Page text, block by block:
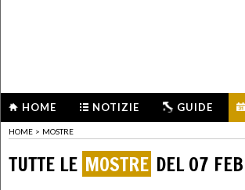
HOME NOTIZIE GUIDE
HOME > MOSTRE
TUTTE LE MOSTRE DEL 07